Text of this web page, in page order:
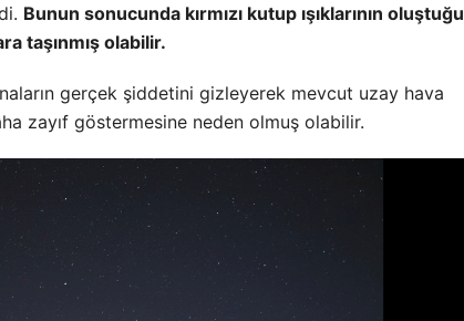
Bunun sonucunda kırmızı kutup ışıklarının oluştuğu
taşınmış olabilir.
gerçek şiddetini gizleyerek mevcut uzay hava
zayıf göstermesine neden olmuş olabilir.